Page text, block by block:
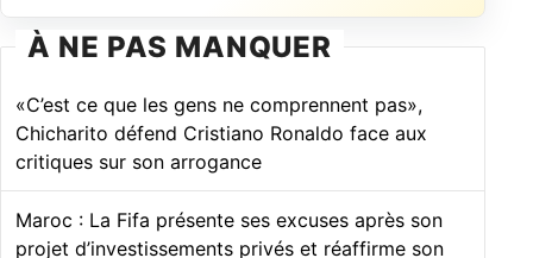
À NE PAS MANQUER
«C’est ce que les gens ne comprennent pas»,
Chicharito défend Cristiano Ronaldo face aux
critiques sur son arrogance
Maroc : La Fifa présente ses excuses après son
projet d’investissements privés et réaffirme son